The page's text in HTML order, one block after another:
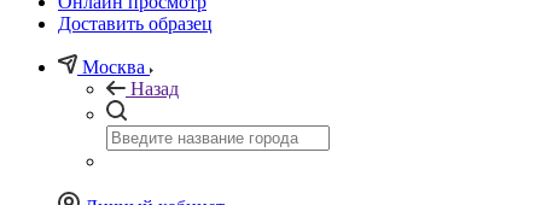
Доставить образец
Москва
Назад